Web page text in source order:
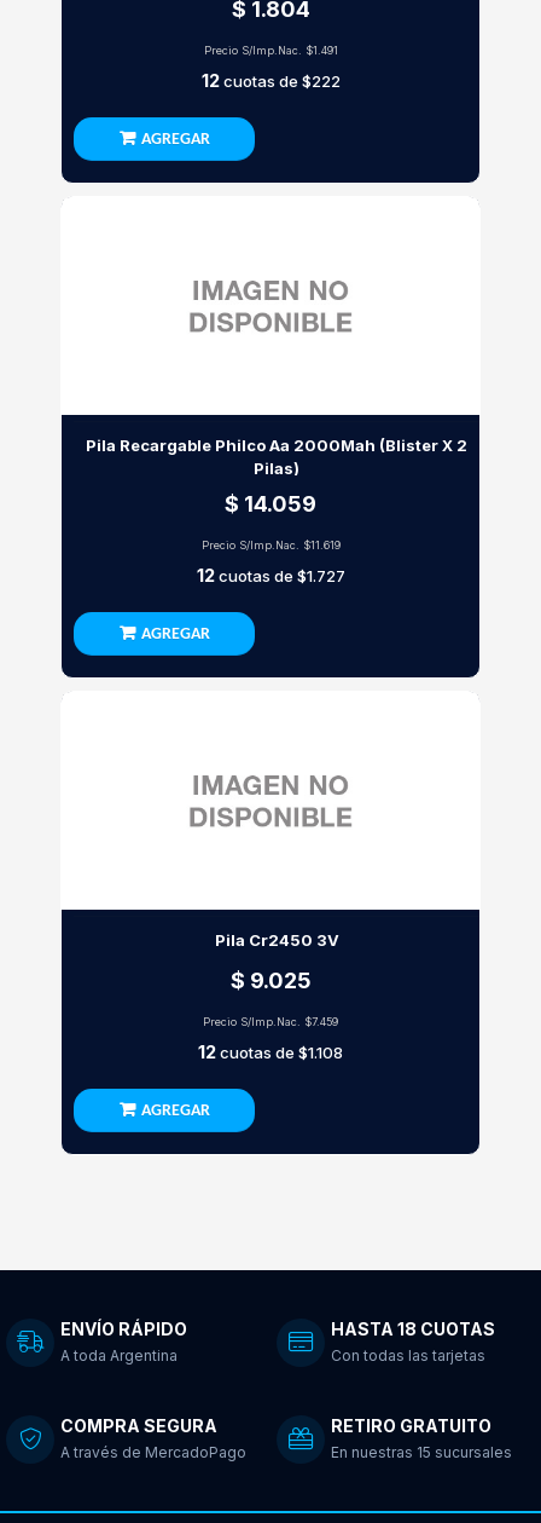
$ 1.804
Precio S/Imp.Nac. $1.491
12cuotas de $222
AGREGAR
Pila Recargable Philco Aa 2000Mah (Blister X 2
Pilas)
$ 14.059
Precio S/Imp.Nac. $11.619
12cuotas de $1.727
AGREGAR
Pila Cr2450 3V
$ 9.025
Precio S/Imp.Nac. $7.459
12cuotas de $1.108
AGREGAR
ENVÍO RÁPIDO
A toda Argentina
HASTA 18 CUOTAS
Con todas las tarjetas
COMPRA SEGURA
A través de MercadoPago
RETIRO GRATUITO
En nuestras 15 sucursales